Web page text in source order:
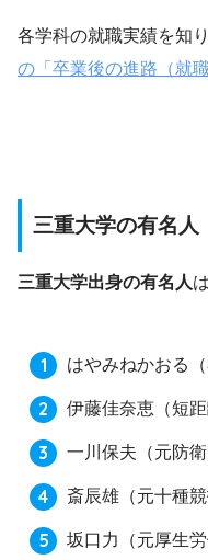
各学科の就職実績を知
の「卒業後の進路（就
三重大学の有名人
三重大学出身の有名人
はやみねかおる
伊藤佳奈恵 （短
一川保夫 （元防
斎辰雄 （元十種
坂口力 （元厚生